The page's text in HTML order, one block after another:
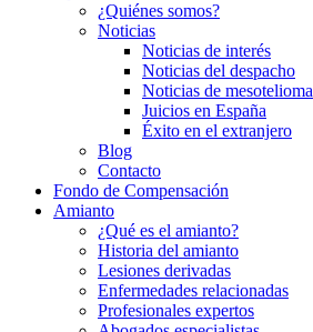
¿Quiénes somos?
Noticias
Noticias de interés
Noticias del despacho
Noticias de mesotelioma
Juicios en España
Éxito en el extranjero
Blog
Contacto
Fondo de Compensación
Amianto
¿Qué es el amianto?
Historia del amianto
Lesiones derivadas
Enfermedades relacionadas
Profesionales expertos